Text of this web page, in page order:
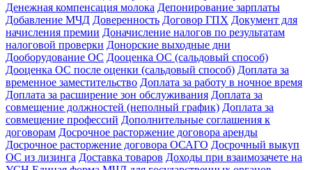
Денежная компенсация молока Депонирование зарплаты
Добавление МЧД Доверенность Договор ГПХ Документ для
начисления премии Доначисление налогов по результатам
налоговой проверки Донорские выходные дни
Дооборудование ОС Дооценка ОС (сальдовый способ)
Дооценка ОС после оценки (сальдовый способ) Доплата за
временное заместительство Доплата за работу в ночное время
Доплата за расширение зон обслуживания Доплата за
совмещение должностей (неполный график) Доплата за
совмещение профессий Дополнительные соглашения к
договорам Досрочное расторжение договора аренды
Досрочное расторжение договора ОСАГО Досрочный выкуп
ОС из лизинга Доставка товаров Доходы при взаимозачете на